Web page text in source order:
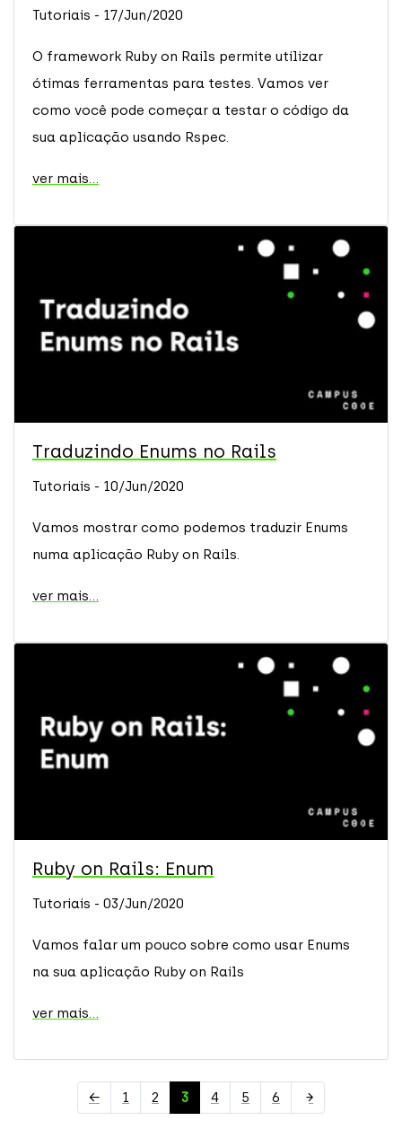
Tutoriais - 17/Jun/2020
O framework Ruby on Rails permite utilizar
ótimas ferramentas para testes. Vamos ver
como você pode começar a testar o código da
sua aplicação usando Rspec.
ver mais...
Traduzindo Enums no Rails
Tutoriais - 10/Jun/2020
Vamos mostrar como podemos traduzir Enums
numa aplicação Ruby on Rails.
ver mais...
Ruby on Rails: Enum
Tutoriais - 03/Jun/2020
Vamos falar um pouco sobre como usar Enums
na sua aplicação Ruby on Rails
ver mais...
← 1 2 3 4 5 6 →